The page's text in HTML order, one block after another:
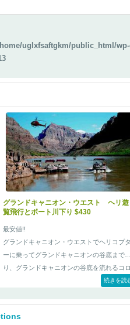
uglxfsaftgkm/public_html/
グランドキャニオン・ウエスト ヘリ遊
覧飛行とボート川下り $430
最安値!!
グランドキャニオン・ウエストでヘリコプ
ーに乗ってグランドキャニオンの谷底まで
り、グランドキャニオンの谷底を流れるコ
ラド川にて川下りを行う、 ”グランドキャ
ー”のオプショナルツアーです。
続きを読